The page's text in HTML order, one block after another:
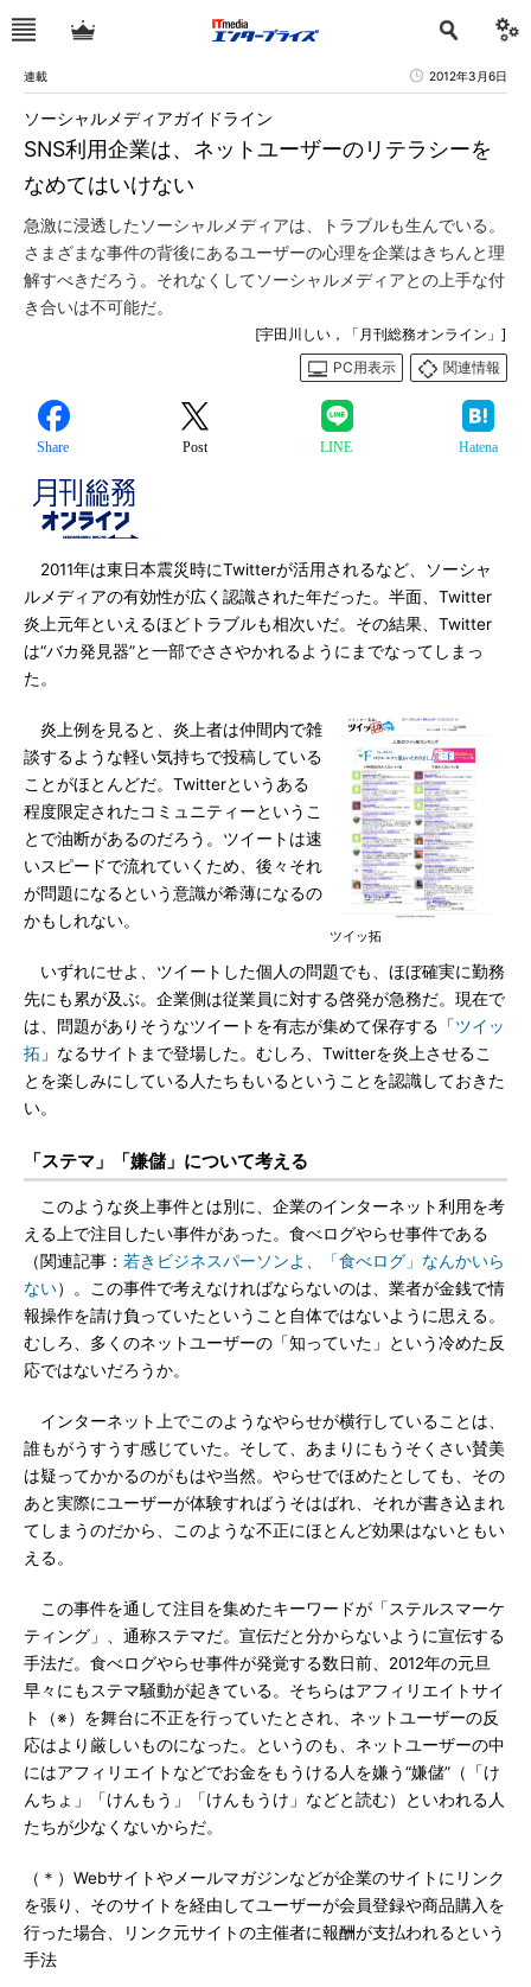
連載 2012年3月6日
SNS利用企業は、ネットユーザーのリテラシーを
なめてはいけない
ソーシャルメディアガイドライン
急激に浸透したソーシャルメディアは、トラブルも生んでいる。
さまざまな事件の背後にあるユーザーの心理を企業はきちんと理
解すべきだろう。それなくしてソーシャルメディアとの上手な付
き合いは不可能だ。
[宇田川しい，「月刊総務オンライン」]
PC用表示
関連情報
Share Post LINE Hatena
2011年は東日本震災時にTwitterが活用されるなど、ソーシャ
ルメディアの有効性が広く認識された年だった。半面、Twitter
炎上元年といえるほどトラブルも相次いだ。その結果、Twitter
は“バカ発見器”と一部でささやかれるようにまでなってしまっ
た。
ツイッ拓
炎上例を見ると、炎上者は仲間内で雑
談するような軽い気持ちで投稿している
ことがほとんどだ。Twitterというある
程度限定されたコミュニティーというこ
とで油断があるのだろう。ツイートは速
いスピードで流れていくため、後々それ
が問題になるという意識が希薄になるの
かもしれない。
いずれにせよ、ツイートした個人の問題でも、ほぼ確実に勤務
先にも累が及ぶ。企業側は従業員に対する啓発が急務だ。現在で
は、問題がありそうなツイートを有志が集めて保存する「ツイッ
拓 」なるサイトまで登場した。むしろ、Twitterを炎上させるこ
とを楽しみにしている人たちもいるということを認識しておきた
い。
「ステマ」「嫌儲」について考える
このような炎上事件とは別に、企業のインターネット利用を考
える上で注目したい事件があった。食べログやらせ事件である
（関連記事： 若きビジネスパーソンよ、「食べログ」なんかいら
ない）。この事件で考えなければならないのは、業者が金銭で情
報操作を請け負っていたということ自体ではないように思える。
むしろ、多くのネットユーザーの「知っていた」という冷めた反
応ではないだろうか。
インターネット上でこのようなやらせが横行していることは、
誰もがうすうす感じていた。そして、あまりにもうそくさい賛美
は疑ってかかるのがもはや当然。やらせでほめたとしても、その
あと実際にユーザーが体験すればうそはばれ、それが書き込まれ
てしまうのだから、このような不正にほとんど効果はないともい
える。
この事件を通して注目を集めたキーワードが「ステルスマーケ
ティング」、通称ステマだ。宣伝だと分からないように宣伝する
手法だ。食べログやらせ事件が発覚する数日前、2012年の元旦
早々にもステマ騒動が起きている。そちらはアフィリエイトサイ
ト（※）を舞台に不正を行っていたとされ、ネットユーザーの反
応はより厳しいものになった。というのも、ネットユーザーの中
にはアフィリエイトなどでお金をもうける人を嫌う“嫌儲”（「け
んちょ」「けんもう」「けんもうけ」などと読む）といわれる人
たちが少なくないからだ。
（＊）Webサイトやメールマガジンなどが企業のサイトにリンク
を張り、そのサイトを経由してユーザーが会員登録や商品購入を
行った場合、リンク元サイトの主催者に報酬が支払われるという
手法